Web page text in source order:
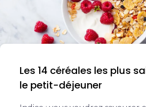
Les 14 céréales les plus
le petit-déjeuner